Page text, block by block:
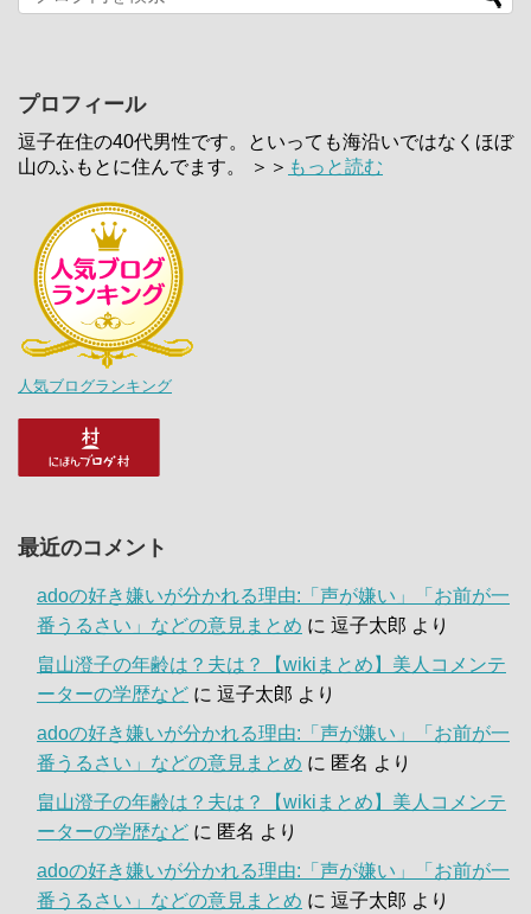
プロフィール
逗子在住の40代男性です。といっても海沿いではなくほぼ
山のふもとに住んでます。 ＞＞ もっと読む
人気ブログランキング
最近のコメント
adoの好き嫌いが分かれる理由:「声が嫌い」「お前が一
番うるさい」などの意見まとめ に 逗子太郎 より
畠山澄子の年齢は？夫は？【wikiまとめ】美人コメンテ
ーターの学歴など に 逗子太郎 より
adoの好き嫌いが分かれる理由:「声が嫌い」「お前が一
番うるさい」などの意見まとめ に 匿名 より
畠山澄子の年齢は？夫は？【wikiまとめ】美人コメンテ
ーターの学歴など に 匿名 より
adoの好き嫌いが分かれる理由:「声が嫌い」「お前が一
番うるさい」などの意見まとめ に 逗子太郎 より